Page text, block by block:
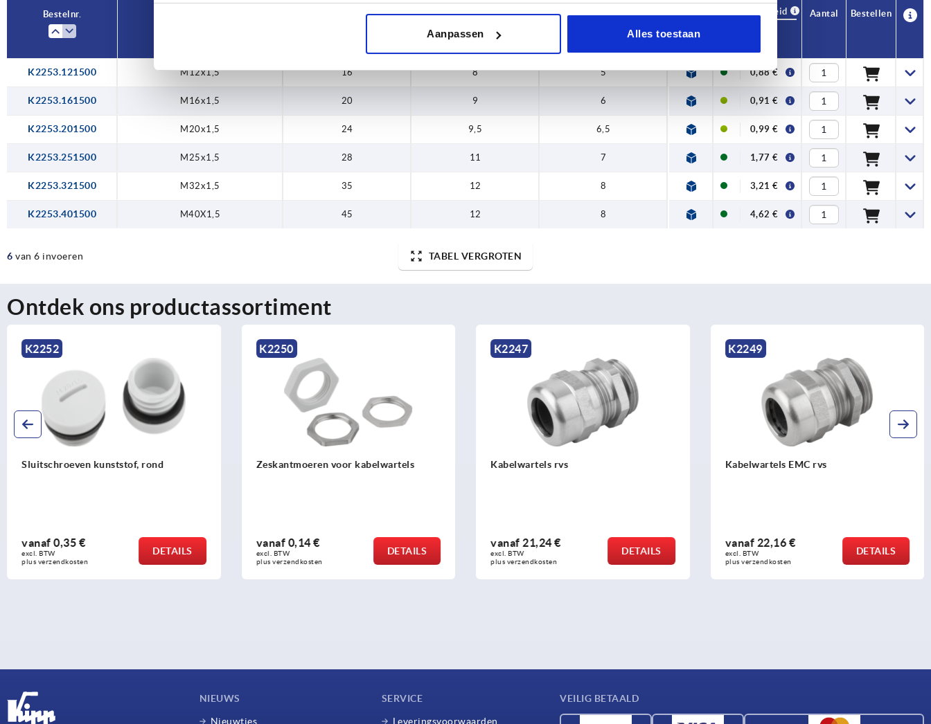
Aanpassen Alles toestaan
M40X1,5
35 12 8
Bestelnr.
CAD
Beschikbaarheid
Aantal Bestellen
K2253.121500 M12x1,5 16 8 5 0,88 €
K2253.161500 M16x1,5 20 9 6 0,91 €
K2253.201500 M20x1,5 24 9,5 6,5 0,99 €
K2253.251500 M25x1,5 28 11 7 1,77 €
K2253.321500 M32x1,5 35 12 8 3,21 €
K2253.401500 M40X1,5 45 12 8 4,62 €
6 van 6 invoeren TABEL VERGROTEN
Ontdek ons productassortiment
K2252
Sluitschroeven kunststof, rond
vanaf 0,35 €
excl. BTW
plus verzendkosten
DETAILS
K2250
Zeskantmoeren voor kabelwartels
vanaf 0,14 €
excl. BTW
plus verzendkosten
DETAILS
K2247
Kabelwartels rvs
vanaf 21,24 €
excl. BTW
plus verzendkosten
DETAILS
K2249
Kabelwartels EMC rvs
vanaf 22,16 €
excl. BTW
plus verzendkosten
DETAILS
NIEUWS
Nieuwtjes
SERVICE
Leveringsvoorwaarden
VEILIG BETAALD